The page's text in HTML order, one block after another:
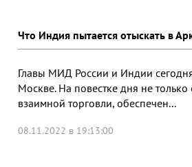
Что Индия пытается отыскать в
Главы МИД России и Индии сегодня
Москве. На повестке дня не
взаимной торговли, обеспечен...
08.11.2022 в 19:13:00